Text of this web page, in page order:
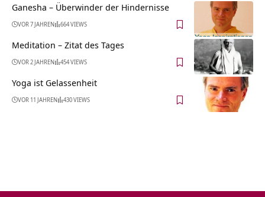
Ganesha – Überwinder der Hindernisse
VOR 7 JAHREN 664 VIEWS
Meditation – Zitat des Tages
VOR 2 JAHREN 454 VIEWS
Yoga ist Gelassenheit
VOR 11 JAHREN 430 VIEWS